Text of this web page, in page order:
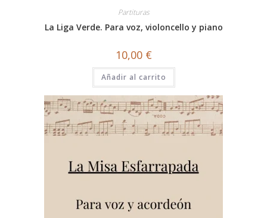
Partituras
La Liga Verde. Para voz, violoncello y piano
10,00 €
Añadir al carrito